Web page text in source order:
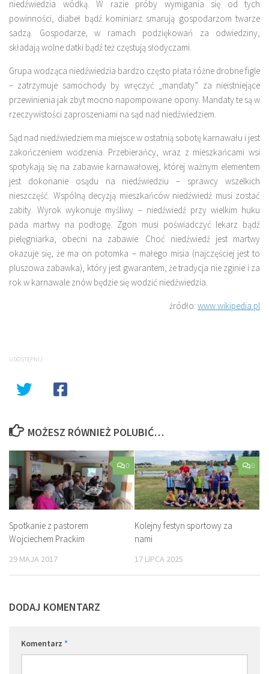
niedźwiedzia wódką. W razie próby wymigania się od tych
powinności, diabeł bądź kominiarz smarują gospodarzom twarze
sadzą. Gospodarze, w ramach podziękowań za odwiedziny,
składają wolne datki bądź też częstują słodyczami.
Grupa wodząca niedźwiedzia bardzo często płata różne drobne figle
– zatrzymuje samochody by wręczyć „mandaty” za nieistniejące
przewinienia jak zbyt mocno napompowane opony. Mandaty te są w
rzeczywistości zaproszeniami na sąd nad niedźwiedziem.
Sąd nad niedźwiedziem ma miejsce w ostatnią sobotę karnawału i jest
zakończeniem wodzenia. Przebierańcy, wraz z mieszkańcami wsi
spotykają się na zabawie karnawałowej, której ważnym elementem
jest dokonanie osądu na niedźwiedziu – sprawcy wszelkich
nieszczęść. Wspólną decyzją mieszkańców niedźwiedź musi zostać
zabity. Wyrok wykonuje myśliwy – niedźwiedź przy wielkim huku
pada martwy na podłogę. Zgon musi poświadczyć lekarz bądź
pielęgniarka, obecni na zabawie. Choć niedźwiedź jest martwy
okazuje się, że ma on potomka – małego misia (najczęściej jest to
pluszowa zabawka), który jest gwarantem, że tradycja nie zginie i za
rok w karnawale znów będzie się wodzić niedźwiedzia.
źródło: www.wikipedia.pl
UDOSTĘPNIJ
MOŻESZ RÓWNIEŻ POLUBIĆ…
0
Spotkanie z pastorem
Wojciechem Prackim
29 MAJA 2017
0
Kolejny festyn sportowy za
nami
17 LIPCA 2025
DODAJ KOMENTARZ
Komentarz *